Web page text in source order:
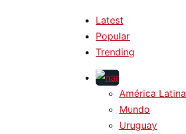
Latest
Popular
Trending
América Latina
Mundo
Uruguay